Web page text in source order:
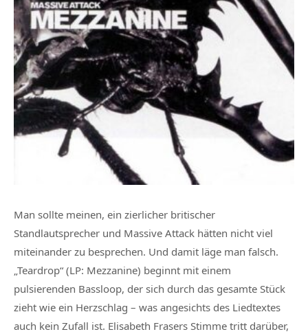
Man sollte meinen, ein zierlicher britischer
Standlautsprecher und Massive Attack hätten nicht viel
miteinander zu besprechen. Und damit läge man falsch.
„Teardrop“ (LP: Mezzanine) beginnt mit einem
pulsierenden Bassloop, der sich durch das gesamte Stück
zieht wie ein Herzschlag – was angesichts des Liedtextes
auch kein Zufall ist. Elisabeth Frasers Stimme tritt darüber,